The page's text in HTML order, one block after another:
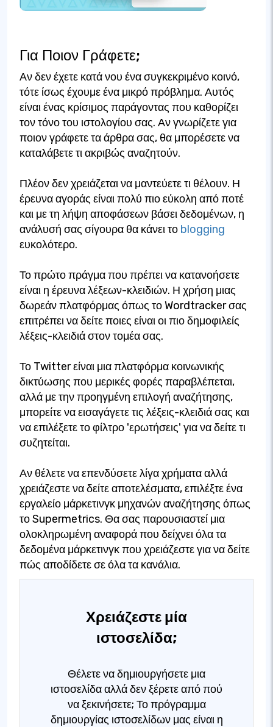
Για Ποιον Γράφετε;
Αν δεν έχετε κατά νου ένα συγκεκριμένο κοινό,
τότε ίσως έχουμε ένα μικρό πρόβλημα. Αυτός
είναι ένας κρίσιμος παράγοντας που καθορίζει
τον τόνο του ιστολογίου σας. Αν γνωρίζετε για
ποιον γράφετε τα άρθρα σας, θα μπορέσετε να
καταλάβετε τι ακριβώς αναζητούν.
Πλέον δεν χρειάζεται να μαντεύετε τι θέλουν. Η
έρευνα αγοράς είναι πολύ πιο εύκολη από ποτέ
και με τη λήψη αποφάσεων βάσει δεδομένων, η
ανάλυσή σας σίγουρα θα κάνει το blogging
ευκολότερο.
Το πρώτο πράγμα που πρέπει να κατανοήσετε
είναι η έρευνα λέξεων-κλειδιών. Η χρήση μιας
δωρεάν πλατφόρμας όπως το Wordtracker σας
επιτρέπει να δείτε ποιες είναι οι πιο δημοφιλείς
λέξεις-κλειδιά στον τομέα σας.
Το Twitter είναι μια πλατφόρμα κοινωνικής
δικτύωσης που μερικές φορές παραβλέπεται,
αλλά με την προηγμένη επιλογή αναζήτησης,
μπορείτε να εισαγάγετε τις λέξεις-κλειδιά σας και
να επιλέξετε το φίλτρο 'ερωτήσεις' για να δείτε τι
συζητείται.
Αν θέλετε να επενδύσετε λίγα χρήματα αλλά
χρειάζεστε να δείτε αποτελέσματα, επιλέξτε ένα
εργαλείο μάρκετινγκ μηχανών αναζήτησης όπως
το Supermetrics. Θα σας παρουσιαστεί μια
ολοκληρωμένη αναφορά που δείχνει όλα τα
δεδομένα μάρκετινγκ που χρειάζεστε για να δείτε
πώς αποδίδετε σε όλα τα κανάλια.
Χρειάζεστε μία
ιστοσελίδα;
Θέλετε να δημιουργήσετε μια
ιστοσελίδα αλλά δεν ξέρετε από πού
να ξεκινήσετε; Το πρόγραμμα
δημιουργίας ιστοσελίδων μας είναι η